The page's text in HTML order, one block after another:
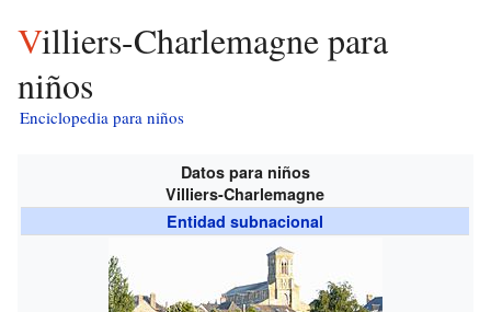
Villiers-Charlemagne para
niños
Enciclopedia para niños
Datos para niños
Villiers-Charlemagne
Entidad subnacional